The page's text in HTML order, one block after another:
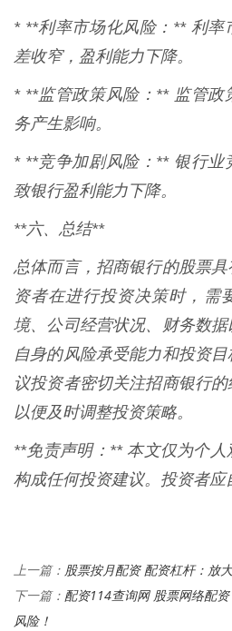
* **利率市场化风险：** 利率
差收窄，盈利能力下降。
* **监管政策风险：** 监管政
务产生影响。
* **竞争加剧风险：** 银行业
致银行盈利能力下降。
**六、总结**
总体而言，招商银行的股票
资者在进行投资决策时，需
境、公司经营状况、财务数
自身的风险承受能力和投资
议投资者密切关注招商银行的
以便及时调整投资策略。
**免责声明：** 本文仅为个
构成任何投资建议。投资者应
上一篇： 股票按月配资 配资杠杆：放
下一篇： 配资114查询网 股票网络配
风险！